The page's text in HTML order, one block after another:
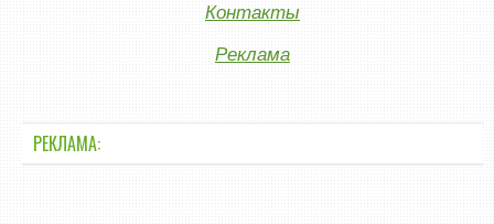
Контакты
Реклама
РЕКЛАМА: